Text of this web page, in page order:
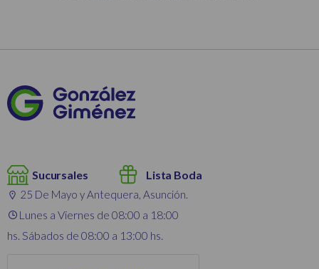
Sucursales Lista Boda
25 De Mayo y Antequera, Asunción.
Lunes a Viernes de 08:00 a 18:00
hs. Sábados de 08:00 a 13:00 hs.